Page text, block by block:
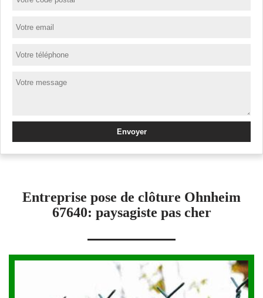
Entreprise pose de clôture Ohnheim
67640: paysagiste pas cher